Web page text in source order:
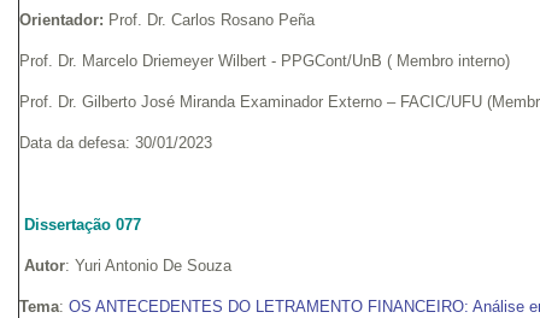
Orientador: Prof. Dr. Carlos Rosano Peña
Prof. Dr. Marcelo Driemeyer Wilbert - PPGCont/UnB ( Membro interno)
Prof. Dr. Gilberto José Miranda Examinador Externo – FACIC/UFU
Data da defesa: 30/01/2023
Dissertação 077
Autor: Yuri Antonio De Souza
Tema: OS ANTECEDENTES DO LETRAMENTO FINANCEIRO: Análise